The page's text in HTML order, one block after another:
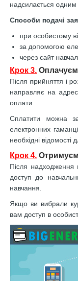
надсилається одним
Способи подачі
при особистому
за допомогою
через сайт
Крок 3.
Після прийняття і
направляє на
оплати.
Сплатити можна
електронних
необхідні відомості
Крок 4.
Після надходження
доступ до
навчання.
Якщо ви вибрали
вам доступ в